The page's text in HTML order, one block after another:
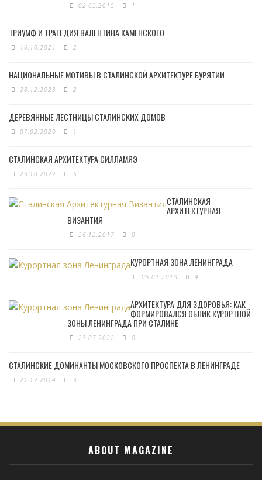
02.03.2015 1
ТРИУМФ И ТРАГЕДИЯ ВАЛЕНТИНА КАМЕНСКОГО
16.10.2021 2
НАЦИОНАЛЬНЫЕ МОТИВЫ В СТАЛИНСКОЙ АРХИТЕКТУРЕ БУРЯТИИ
28.12.2023 2
ДЕРЕВЯННЫЕ ЛЕСТНИЦЫ СТАЛИНСКИХ ДОМОВ
07.02.2020 1
СТАЛИНСКАЯ АРХИТЕКТУРА СИЛЛАМЯЭ
23.10.2022 5
СТАЛИНСКАЯ
АРХИТЕКТУРНАЯ
ВИЗАНТИЯ
26.12.2017 0
КУРОРТНАЯ ЗОНА ЛЕНИНГРАДА
05.01.2018 4
АРХИТЕКТУРА ДЛЯ ЗДОРОВЬЯ: КАК
ФОРМИРОВАЛСЯ ОБЛИК КУРОРТНОЙ
ЗОНЫ ЛЕНИНГРАДА ПРИ СТАЛИНЕ
23.07.2022 0
СТАЛИНСКИЕ ДОМИНАНТЫ МОСКОВСКОГО ПРОСПЕКТА В ЛЕНИНГРАДЕ
21.12.2014 3
ABOUT MAGAZINE